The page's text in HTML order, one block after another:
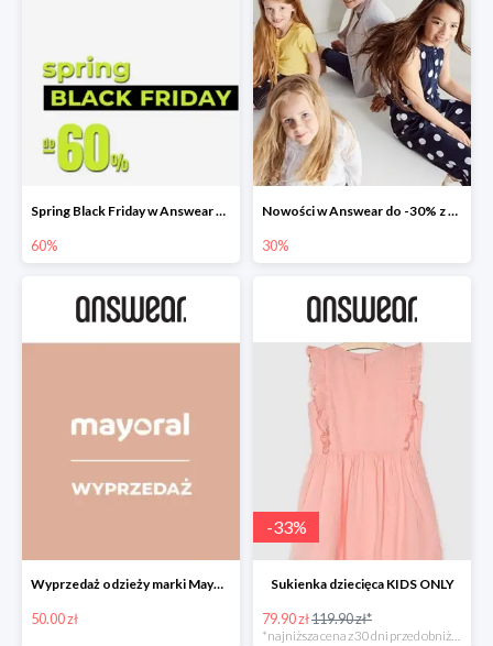
Spring Black Friday w Answear do -60%
60%
Nowości w Answear do -30% z kodem rabatowym
30%
Wyprzedaż odzieży marki Mayoral do -50% w Answear
50.00 zł
-33%
Sukienka dziecięca KIDS ONLY
79.90 zł119.90 zł*
*najniższa cena z 30 dni przed obniżką